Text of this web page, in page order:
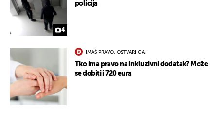
4
policija
IMAŠ PRAVO, OSTVARI GA!
Tko ima pravo na inkluzivni dodatak? Može
se dobiti i 720 eura